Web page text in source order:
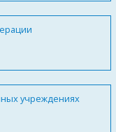
учреждениях